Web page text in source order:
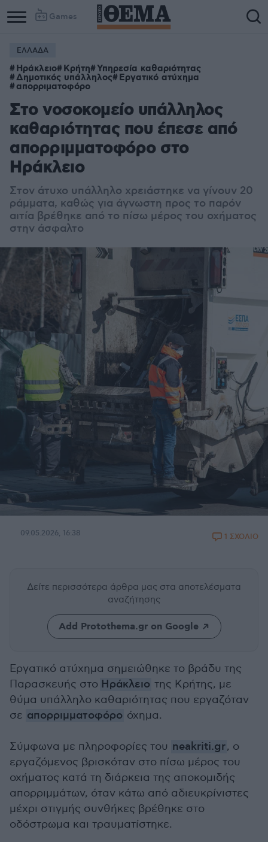
Games
ΕΛΛΑΔΑ
Ηράκλειο Κρήτη Υπηρεσία καθαριότητας
Δημοτικός υπάλληλος Εργατικό ατύχημα
απορριματοφόρο
Στο νοσοκομείο υπάλληλος
καθαριότητας που έπεσε από
απορριμματοφόρο στο
Ηράκλειο
Στον άτυχο υπάλληλο χρειάστηκε να γίνουν 20
ράμματα, καθώς για άγνωστη προς το παρόν
αιτία βρέθηκε από το πίσω μέρος του οχήματος
στην άσφαλτο
09.05.2026, 16:38 1 ΣΧΟΛΙΟ
Δείτε περισσότερα άρθρα μας στα αποτελέσματα
αναζήτησης
Add Protothema.gr on Google
Εργατικό ατύχημα σημειώθηκε το βράδυ της
Παρασκευής στο Ηράκλειο της Κρήτης, με
θύμα υπάλληλο καθαριότητας που εργαζόταν
σε απορριμματοφόρο όχημα.
Σύμφωνα με πληροφορίες του neakriti.gr, ο
εργαζόμενος βρισκόταν στο πίσω μέρος του
οχήματος κατά τη διάρκεια της αποκομιδής
απορριμμάτων, όταν κάτω από αδιευκρίνιστες
μέχρι στιγμής συνθήκες βρέθηκε στο
οδόστρωμα και τραυματίστηκε.